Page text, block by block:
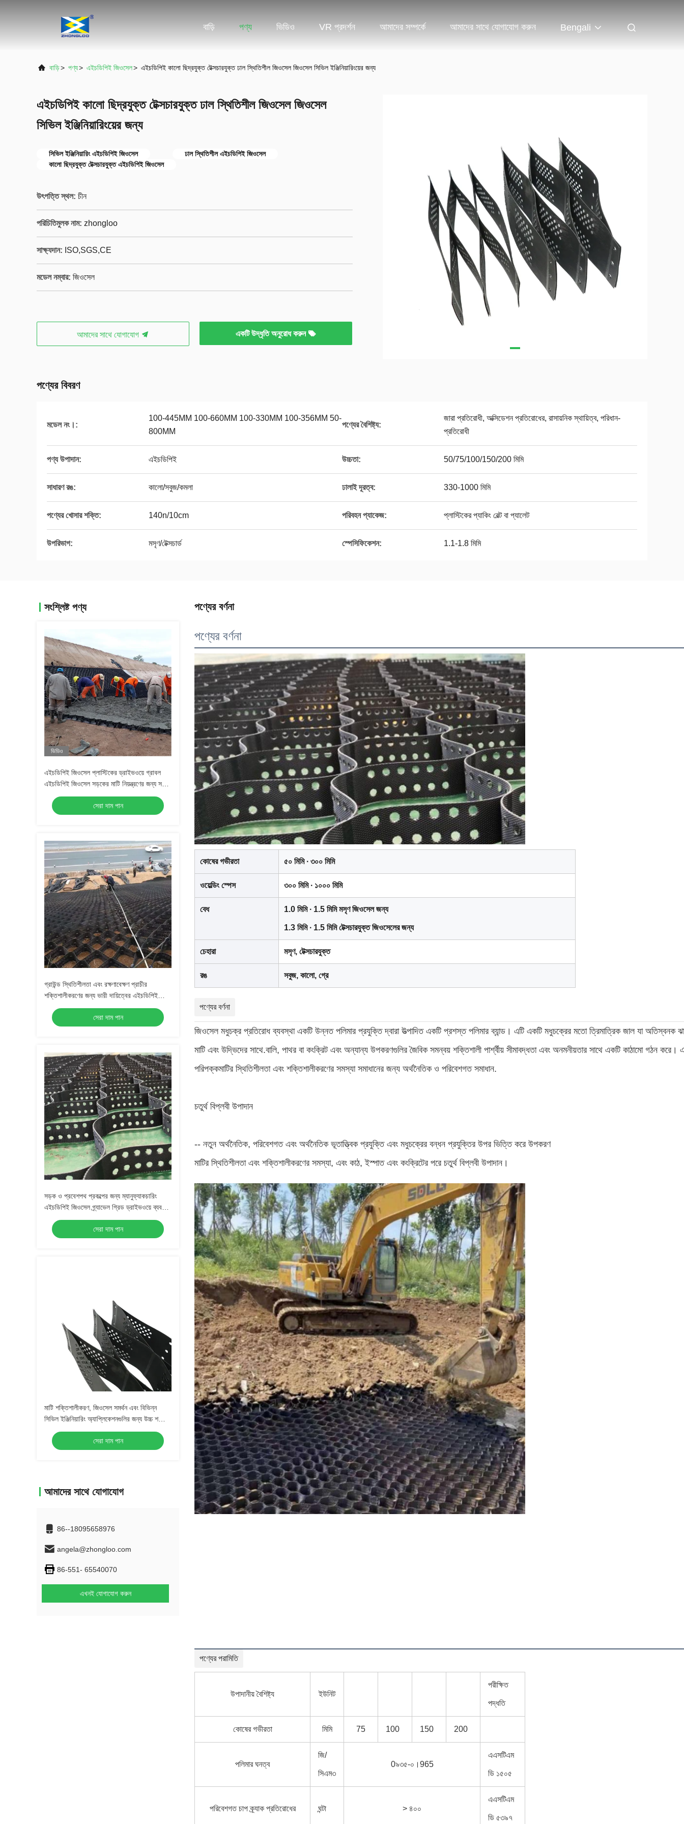
বাড়ি পণ্য ভিডিও VR প্রদর্শন আমাদের সম্পর্কে আমাদের সাথে যোগাযোগ করুন Bengali
বাড়ি> পণ্য> এইচডিপিই জিওসেল> এইচডিপিই কালো ছিদ্রযুক্ত টেক্সচারযুক্ত ঢাল স্থিতিশীল জিওসেল জিওসেল সিভিল ইঞ্জিনিয়ারিংয়ের জন্য
এইচডিপিই কালো ছিদ্রযুক্ত টেক্সচারযুক্ত ঢাল স্থিতিশীল জিওসেল জিওসেল
সিভিল ইঞ্জিনিয়ারিংয়ের জন্য
সিভিল ইঞ্জিনিয়ারিং এইচডিপিই জিওসেল
ঢাল স্থিতিশীল এইচডিপিই জিওসেল
কালো ছিদ্রযুক্ত টেক্সচারযুক্ত এইচডিপিই জিওসেল
উৎপত্তি স্থল: চীন
পরিচিতিমুলক নাম: zhongloo
সাক্ষ্যদান: ISO,SGS,CE
মডেল নম্বার: জিওসেল
আমাদের সাথে যোগাযোগ একটি উদ্ধৃতি অনুরোধ করুন
পণ্যের বিবরণ
মডেল নং।:
100-445MM 100-660MM 100-330MM 100-356MM 50-
800MM
পণ্যের বৈশিষ্ট্য:
জারা প্রতিরোধী, অক্সিডেশন প্রতিরোধের, রাসায়নিক স্থায়িত্ব, পরিধান-
প্রতিরোধী
পণ্য উপাদান: এইচডিপিই উচ্চতা: 50/75/100/150/200 মিমি
সাধারণ রঙ: কালো/সবুজ/কমলা ঢালাই দূরত্ব: 330-1000 মিমি
পণ্যের খোসার শক্তি: 140n/10cm পরিবহন প্যাকেজ: প্লাস্টিকের প্যাকিং বেল্ট বা প্যালেট
উপরিভাগ: মসৃণ/টেক্সচার্ড স্পেসিফিকেশন: 1.1-1.8 মিমি
সংশ্লিষ্ট পণ্য
ভিডিও
এইচডিপিই জিওসেল প্লাস্টিকের ড্রাইভওয়ে গ্রাবল
এইচডিপিই জিওসেল সড়কের মাটি নিয়ন্ত্রণের জন্য সড়ক
শক্তিশালীকরণ ঢাল সুরক্ষা ক্ষয় নিয়ন্ত্রণ গ্রাবল হাইওয়ে
সেরা দাম পান
গ্রাউন্ড স্থিতিশীলতা এবং রক্ষণাবেক্ষণ প্রাচীর
শক্তিশালীকরণের জন্য ভারী দায়িত্বের এইচডিপিই
জিওসেল ড্রাইভওয়ে গ্রাভেল গ্রিড প্লাস্টিকের
জিওসেল সিস্টেম
সেরা দাম পান
সড়ক ও প্রবেশপথ প্রকল্পের জন্য ম্যানুফ্যাকচারিং
এইচডিপিই জিওসেল গ্র্যাভেল গ্রিড ড্রাইভওয়ে ব্যবহার
সেরা দাম পান
মাটি শক্তিশালীকরণ, জিওসেল সমর্থন এবং বিভিন্ন
সিভিল ইঞ্জিনিয়ারিং অ্যাপ্লিকেশনগুলির জন্য উচ্চ শক্তির
পলিয়েস্টার ইউনিএক্সিয়াল জিওগ্রিড টেকসই, নির্ভরযোগ্য
এবং Avai
সেরা দাম পান
আমাদের সাথে যোগাযোগ
86--18095658976
angela@zhongloo.com
86-551- 65540070
এখনই যোগাযোগ করুন
পণ্যের বর্ণনা
পণ্যের বর্ণনা
কোষের গভীরতা ৫০ মিমি ∙ ৩০০ মিমি
ওয়েল্ডিং স্পেস ৩০০ মিমি ∙ ১০০০ মিমি
বেধ 1.0 মিমি ∙ 1.5 মিমি মসৃণ জিওসেল জন্য
1.3 মিমি ∙ 1.5 মিমি টেক্সচারযুক্ত জিওসেলের জন্য
চেহারা মসৃণ, টেক্সচারযুক্ত
রঙ সবুজ, কালো, গ্রে
পণ্যের বর্ণনা
জিওসেল মধুচক্র প্রতিরোধ ব্যবস্থা একটি উন্নত পলিমার প্রযুক্তি দ্বারা উত্পাদিত একটি প্রশস্ত পলিমার ব্যান্ড। এটি একটি মধুচক্রের মতো ত্রিমাত্রিক জাল যা অতিস্বনক
মাটি এবং উদ্ভিদের সাথে.বালি, পাথর বা কংক্রিট এবং অন্যান্য উপকরণগুলির জৈবিক সমন্বয় শক্তিশালী পার্শ্বীয় সীমাবদ্ধতা এবং অনমনীয়তার সাথে একটি কাঠামো গঠন করে।
পরিপক্কমাটির স্থিতিশীলতা এবং শক্তিশালীকরণের সমস্যা সমাধানের জন্য অর্থনৈতিক ও পরিবেশগত সমাধান.
চতুর্থ বিপ্লবী উপাদান
-- নতুন অর্থনৈতিক, পরিবেশগত এবং অর্থনৈতিক ভূতাত্ত্বিক প্রযুক্তি এবং মধুচক্রের বন্ধন প্রযুক্তির উপর ভিত্তি করে উপকরণ
মাটির স্থিতিশীলতা এবং শক্তিশালীকরণের সমস্যা, এবং কাঠ, ইস্পাত এবং কংক্রিটের পরে চতুর্থ বিপ্লবী উপাদান।
পণ্যের পরামিতি
উপাদানীয় বৈশিষ্ট্য ইউনিট
পরীক্ষিত
পদ্ধতি
কোষের গভীরতা মিমি 75 100 150 200
পলিমার ঘনত্ব
জি/
সিএম৩
0৯৩৫-০।965
এএসটিএম
ডি ১৫০৫
পরিবেশগত চাপ ক্র্যাক প্রতিরোধের ঘন্টা > ৪০০
এএসটিএম
ডি ৫৩৯৭